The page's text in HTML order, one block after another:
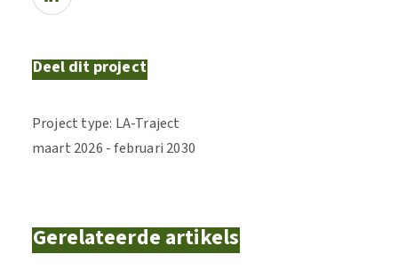
Deel dit project
Project type: LA-Traject
maart 2026 - februari 2030
Gerelateerde artikels